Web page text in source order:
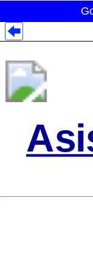
Despliegues
Despliegues
Despliegues